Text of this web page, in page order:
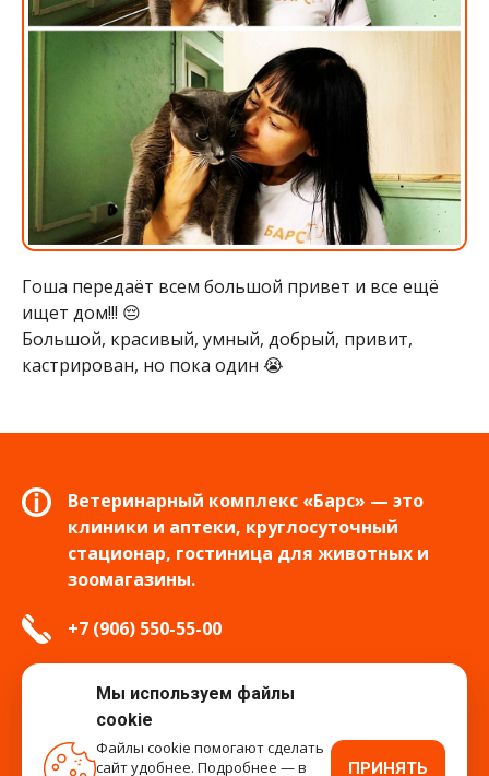
Гоша передаёт всем большой привет и все ещё
ищет дом!!! 😔
Большой, красивый, умный, добрый, привит,
кастрирован, но пока один 😭
Ветеринарный комплекс «Барс» — это
клиники и аптеки, круглосуточный
стационар, гостиница для животных и
зоомагазины.
+7 (906) 550-55-00
info.tver@bars-vet.ru
Мы используем файлы
cookie
Файлы cookie помогают сделать
сайт удобнее. Подробнее — в
ПРИНЯТЬ